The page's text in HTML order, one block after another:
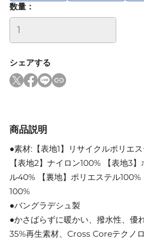
数量：
シェアする
商品説明
●素材:【表地1】リサイクルポリエ
【表地2】ナイロン100% 【表地3
ル40% 【裏地】ポリエステル
100%
●バングラデシュ製
●かさばらずに暖かい、撥水性、優
35%再生素材、Cross Coreテクノロ